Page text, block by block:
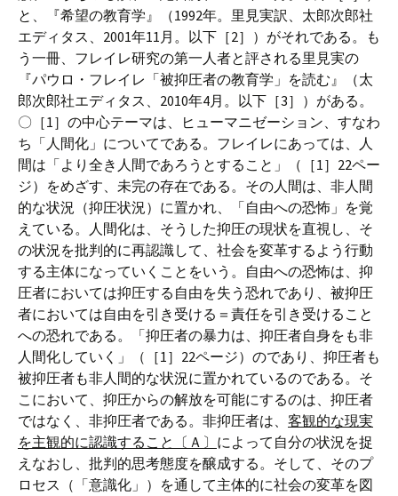
と、『希望の教育学』（1992年。里見実訳、太郎次郎社
エディタス、2001年11月。以下［2］）がそれである。も
う一冊、フレイレ研究の第一人者と評される里見実の
『パウロ・フレイレ「被抑圧者の教育学」を読む』（太
郎次郎社エディタス、2010年4月。以下［3］）がある。
〇［1］の中心テーマは、ヒューマニゼーション、すなわ
ち「人間化」についてである。フレイレにあっては、人
間は「より全き人間であろうとすること」（［1］22ペー
ジ）をめざす、未完の存在である。その人間は、非人間
的な状況（抑圧状況）に置かれ、「自由への恐怖」を覚
えている。人間化は、そうした抑圧の現状を直視し、そ
の状況を批判的に再認識して、社会を変革するよう行動
する主体になっていくことをいう。自由への恐怖は、抑
圧者においては抑圧する自由を失う恐れであり、被抑圧
者においては自由を引き受ける＝責任を引き受けること
への恐れである。「抑圧者の暴力は、抑圧者自身をも非
人間化していく」（［1］22ページ）のであり、抑圧者も
被抑圧者も非人間的な状況に置かれているのである。そ
こにおいて、抑圧からの解放を可能にするのは、抑圧者
ではなく、非抑圧者である。非抑圧者は、 客観的な現実
を主観的に認識すること〔Ａ〕 によって自分の状況を捉
えなおし、批判的思考態度を醸成する。そして、そのプ
ロセス（「意識化」）を通して主体的に社会の変革を図